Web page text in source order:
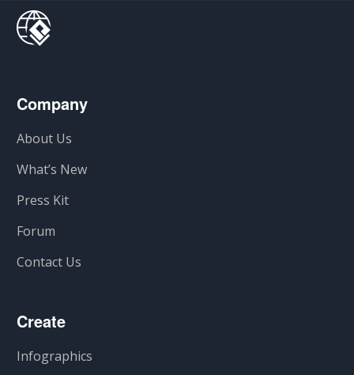
Company
About Us
What’s New
Press Kit
Forum
Contact Us
Create
Infographics